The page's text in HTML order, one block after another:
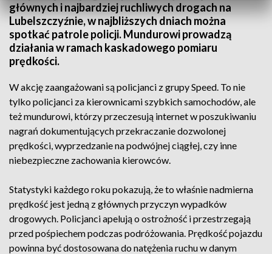
głównych i najbardziej ruchliwych drogach na
Lubelszczyźnie, w najbliższych dniach można
spotkać patrole policji. Mundurowi prowadzą
działania w ramach kaskadowego pomiaru
prędkości.
W akcję zaangażowani są policjanci z grupy Speed. To nie
tylko policjanci za kierownicami szybkich samochodów, ale
też mundurowi, którzy przeczesują internet w poszukiwaniu
nagrań dokumentujących przekraczanie dozwolonej
prędkości, wyprzedzanie na podwójnej ciągłej, czy inne
niebezpieczne zachowania kierowców.
Statystyki każdego roku pokazują, że to właśnie nadmierna
prędkość jest jedną z głównych przyczyn wypadków
drogowych. Policjanci apelują o ostrożność i przestrzegają
przed pośpiechem podczas podróżowania. Prędkość pojazdu
powinna być dostosowana do natężenia ruchu w danym